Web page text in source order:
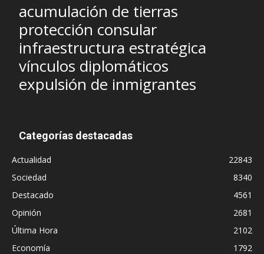
acumulación de tierras
protección consular
infraestructura estratégica
vínculos diplomáticos
expulsión de inmigrantes
Categorías destacadas
Actualidad
22843
Sociedad
8340
Destacado
4561
Opinión
2681
Última Hora
2102
Economía
1792